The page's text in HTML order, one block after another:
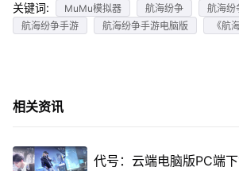
关键词: MuMu模拟器 航海纷争
航海纷
航海纷争手游
航海纷争手游电脑版 《航
相关资讯
代号：云端电脑版PC端